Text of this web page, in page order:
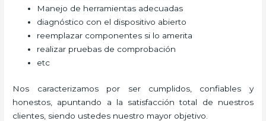
Manejo de herramientas adecuadas
diagnóstico con el dispositivo abierto
reemplazar componentes si lo amerita
realizar pruebas de comprobación
etc
Nos caracterizamos por ser cumplidos, confiables y
honestos, apuntando a la satisfacción total de nuestros
clientes, siendo ustedes nuestro mayor objetivo.